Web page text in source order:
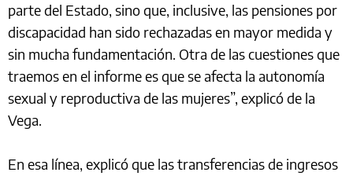
parte del Estado, sino que, inclusive, las pensiones por
discapacidad han sido rechazadas en mayor medida y
sin mucha fundamentación. Otra de las cuestiones que
traemos en el informe es que se afecta la autonomía
sexual y reproductiva de las mujeres”, explicó de la
Vega.
En esa línea, explicó que las transferencias de ingresos